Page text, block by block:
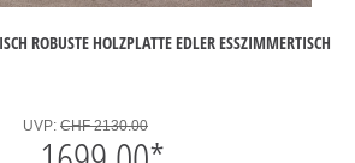
ROBUSTE HOLZPLATTE EDLER ESSZIMMERTISCH
UVP: CHF 2130.00